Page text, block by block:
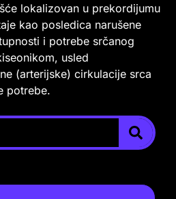
lokalizovan u prekordijumu
kao posledica narušene
i potrebe srčanog
usled
(arterijske) cirkulacije srca
potrebe.